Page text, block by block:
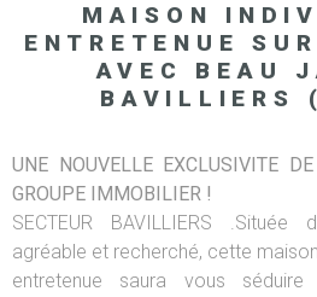
MAISON
ENTRETENUE
AVEC BEAU
BAVILLIERS
UNE NOUVELLE EXCLUSIVITE
GROUPE IMMOBILIER !
SECTEUR BAVILLIERS .Située
agréable et recherché, cette
entretenue saura vous